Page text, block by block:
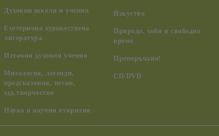
Духовни школи и учения
Езотерична художествена
литература
Източни духовни учения
Митология, легенди,
предсказания, песни,
худ.творчество
Наука и научни открития
Изкуство
Природа, хоби и свободно
време
Препоръчано!
CD/DVD